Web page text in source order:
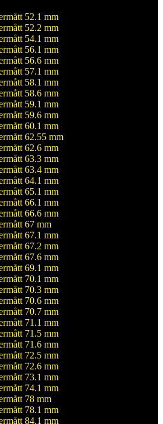
52.1 mm
52.2 mm
54.1 mm
56.1 mm
56.6 mm
57.1 mm
58.1 mm
58.6 mm
59.1 mm
59.6 mm
60.1 mm
62.55 mm
62.6 mm
63.3 mm
63.4 mm
64.1 mm
65.1 mm
66.1 mm
66.6 mm
67 mm
67.1 mm
67.2 mm
67.6 mm
69.1 mm
70.1 mm
70.3 mm
70.6 mm
70.7 mm
71.1 mm
71.5 mm
71.6 mm
72.5 mm
72.6 mm
73.1 mm
74.1 mm
78 mm
78.1 mm
84.1 mm